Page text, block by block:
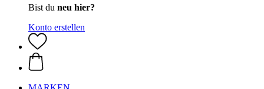
Bist du neu hier?
Konto erstellen